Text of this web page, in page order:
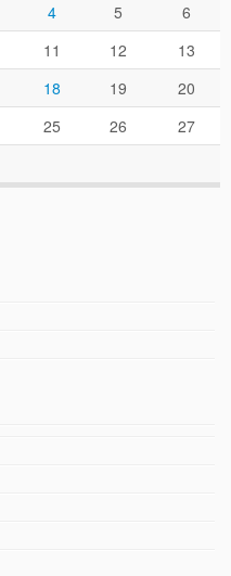
4 5
6
11 12
13
18 19
20
25 26
27